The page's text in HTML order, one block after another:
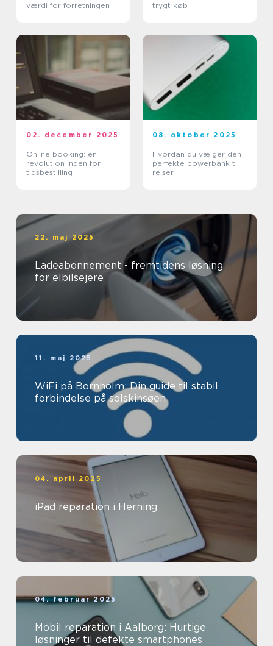
værdi for forretningen
trygt køb
02. december 2025
Online booking: en
revolution inden for
tidsbestilling
08. oktober 2025
Hvordan du vælger den
perfekte powerbank til
rejser
22. maj 2025
Ladeabonnement - fremtidens løsning
for elbilsejere
11. maj 2025
WiFi på Bornholm: Din guide til stabil
forbindelse på solskinsøen
04. april 2025
iPad reparation i Herning
04. februar 2025
Mobil reparation i Aalborg: Hurtige
løsninger til defekte smartphones